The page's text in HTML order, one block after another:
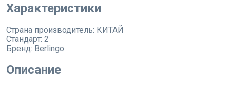
Характеристики
Страна производитель: КИТАЙ
Стандарт: 2
Бренд: Berlingo
Описание